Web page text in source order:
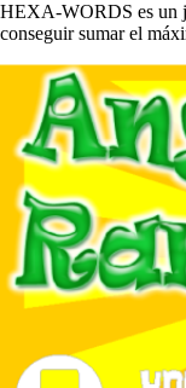
HEXA-WORDS es un
conseguir sumar el